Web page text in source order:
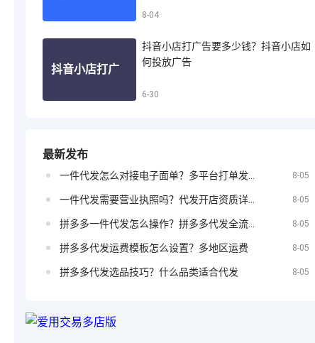
开几个抖店呢
什么时候？
定？
8-04
抖音小店打广
抖音小店如何
投放广告
抖音小店打广告要多少钱？抖音小店如
何投放广告
6-30
最新发布
8-05
8-05
8-05
拼多多代发运费模板怎么设置？多地区运费 8-05
拼多多代发选品技巧？什么品类适合代发 8-05